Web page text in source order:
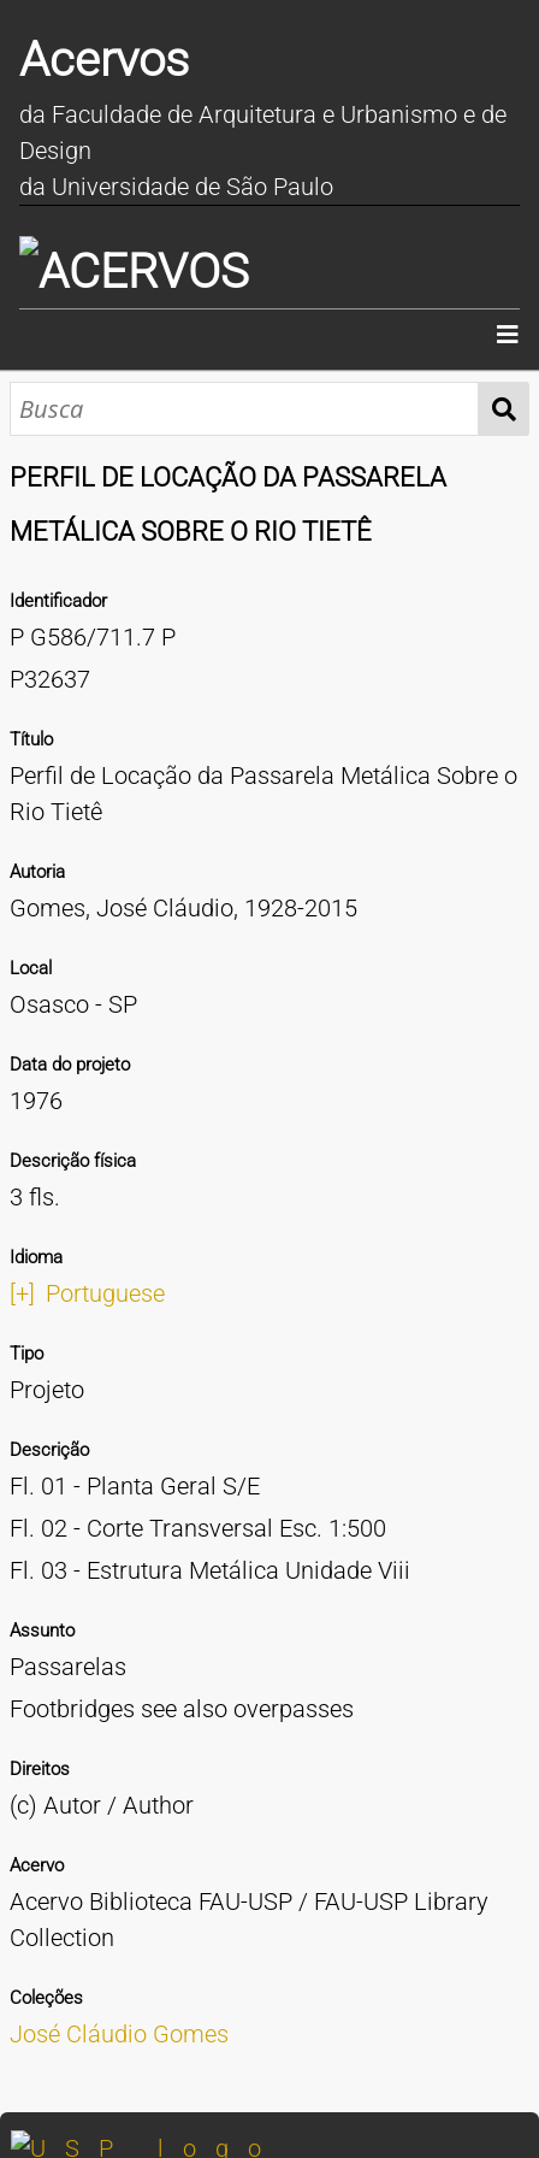
Acervos
da Faculdade de Arquitetura e Urbanismo e de
Design
da Universidade de São Paulo
INÍCIO
COLEÇÕES
CONTATOS
EXPEDIENTE
PERFIL DE LOCAÇÃO DA PASSARELA
METÁLICA SOBRE O RIO TIETÊ
Identificador
P G586/711.7 P
P32637
Título
Perfil de Locação da Passarela Metálica Sobre o
Rio Tietê
Autoria
Gomes, José Cláudio, 1928-2015
Local
Osasco - SP
Data do projeto
1976
Descrição física
3 fls.
Idioma
[+] Portuguese
Tipo
Projeto
Descrição
Fl. 01 - Planta Geral S/E
Fl. 02 - Corte Transversal Esc. 1:500
Fl. 03 - Estrutura Metálica Unidade Viii
Assunto
Passarelas
Footbridges see also overpasses
Direitos
(c) Autor / Author
Acervo
Acervo Biblioteca FAU-USP / FAU-USP Library
Collection
Coleções
José Cláudio Gomes